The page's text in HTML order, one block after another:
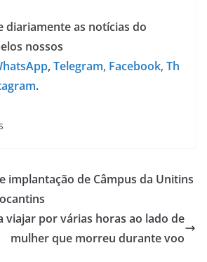
diariamente as notícias do
nossos
,Telegram, Facebook, Th
.
implantação de Câmpus da Unitins
viajar por várias horas ao lado de
mulher que morreu durante voo